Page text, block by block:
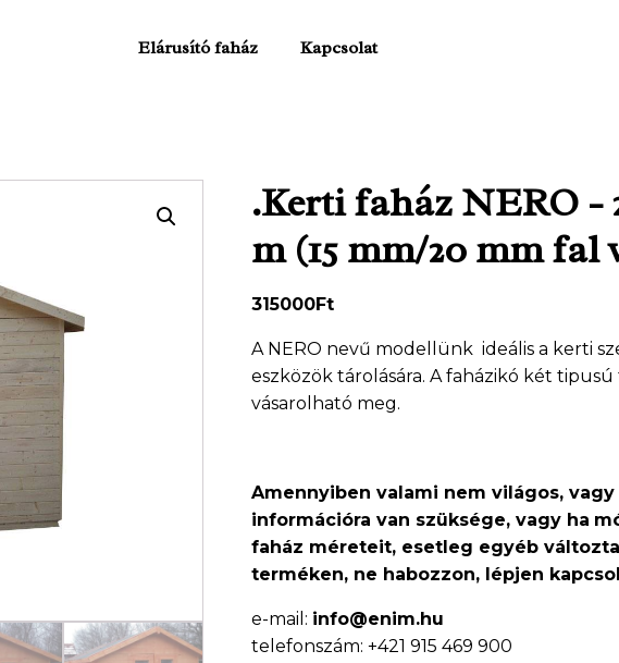
Elárusító faház Kapcsolat
.Kerti faház NERO -
m (15 mm/20 mm fal
315000Ft
A NERO nevű modellünk ideális a kerti
eszközök tárolására. A faházikó két tipusú
vásarolható meg.
Amennyiben valami nem világos,
információra van szüksége, vagy ha
faház méreteit, esetleg egyéb
terméken, ne habozzon, lépjen
e-mail: info@enim.hu
telefonszám: +421 915 469 900